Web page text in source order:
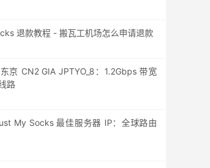
退款教程 - 搬瓦工机场怎么申请退款
京 CN2 GIA JPTYO_8：1.2Gbps 带宽
路
My Socks 最佳服务器 IP：全球路由